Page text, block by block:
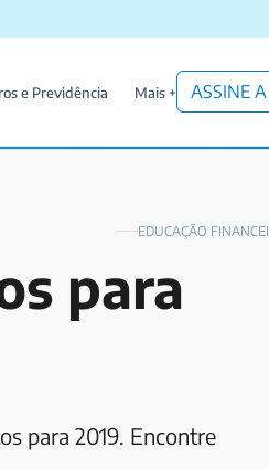
e Previdência Mais + ASSINE
EDUCAÇÃO
para
para 2019. Encontre